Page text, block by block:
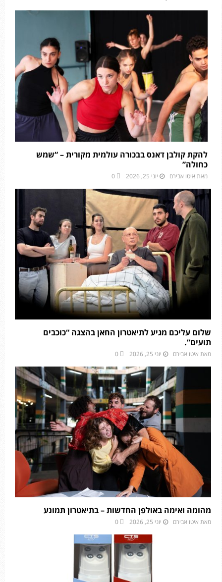
להקת קולבן דאנס בבכורה עולמית מקורית – “שמש
כחולה”
מאת איטו אבירם יוני 25, 2026 0
שלום עליכם מגיע לתיאטרון החאן בהצגה “כוכבים
תועים”.
מאת איטו אבירם יוני 25, 2026 0
מהומה ואימה באולפן החדשות – בתיאטרון תמונע
מאת איטו אבירם יוני 25, 2026 0